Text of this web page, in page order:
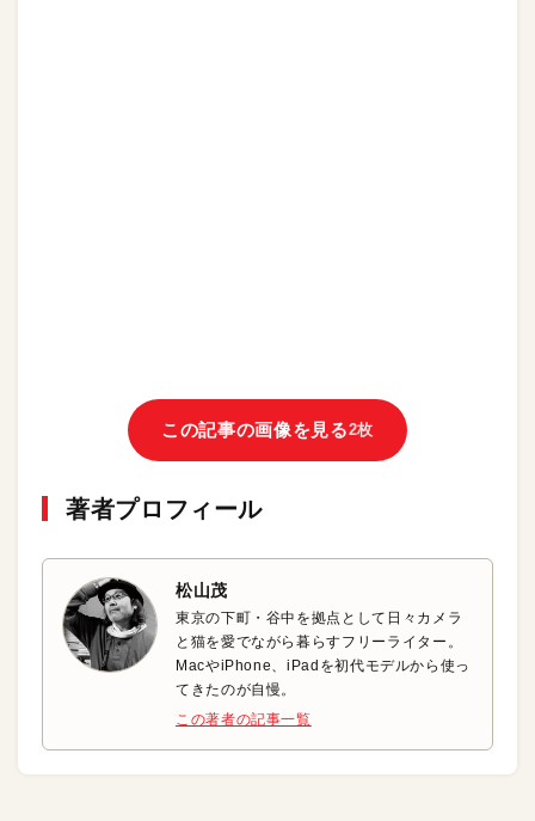
この記事の画像を見る2枚
著者プロフィール
松山茂
東京の下町・谷中を拠点として日々カメラ
と猫を愛でながら暮らすフリーライター。
MacやiPhone、iPadを初代モデルから使っ
てきたのが自慢。
この著者の記事一覧